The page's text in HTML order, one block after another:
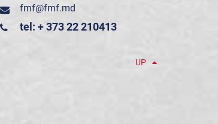
fmf@fmf.md
tel: + 373 22 210413
UP